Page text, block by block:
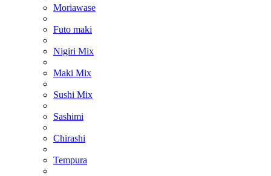
Moriawase
Futo maki
Nigiri Mix
Maki Mix
Sushi Mix
Sashimi
Chirashi
Tempura